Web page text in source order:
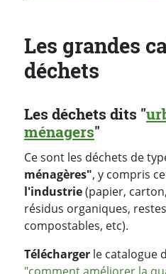
Les grandes
déchets
Les déchets dits "
ménagers"
Ce sont les déchets de
ménagères", y compris
l'industrie(papier,
résidus organiques,
compostables, etc).
Télécharger le catalogue